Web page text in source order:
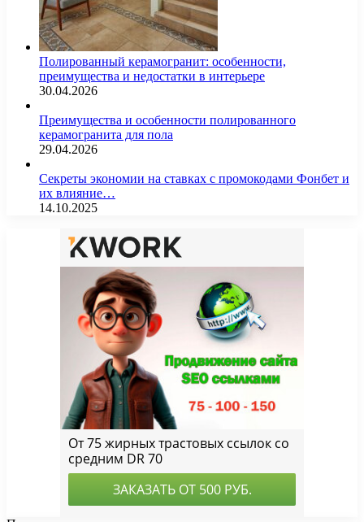
Полированный керамогранит: особенности,
преимущества и недостатки в интерьере
30.04.2026
Преимущества и особенности полированного
керамогранита для пола
29.04.2026
Секреты экономии на ставках с промокодами Фонбет и
их влияние…
14.10.2025